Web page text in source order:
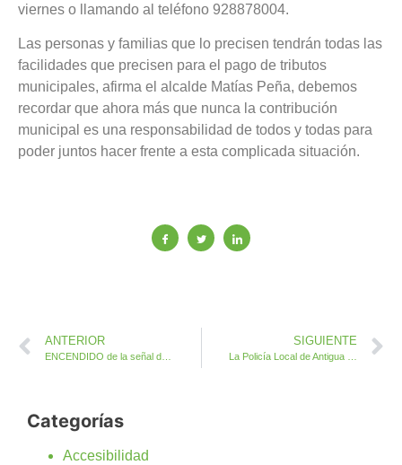
viernes o llamando al teléfono 928878004.
Las personas y familias que lo precisen tendrán todas las
facilidades que precisen para el pago de tributos
municipales, afirma el alcalde Matías Peña, debemos
recordar que ahora más que nunca la contribución
municipal es una responsabilidad de todos y todas para
poder juntos hacer frente a esta complicada situación.
ANTERIOR
ENCENDIDO de la señal de TV en Caleta de Fuste, Montaña Blanca y Monte Castillo
SIGUIENTE
La Policía Local de Antigua sorprende infragantis a los sospechosos de robos en viviendas de Caleta de Fuste y Costa de Antigua
Categorías
Accesibilidad